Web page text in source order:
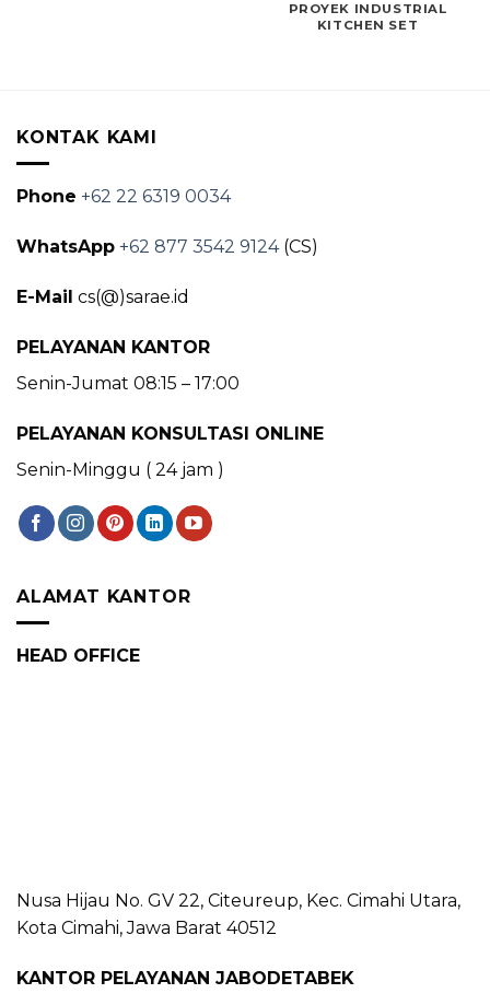
PROYEK INDUSTRIAL
KITCHEN SET
KONTAK KAMI
Phone +62 22 6319 0034
WhatsApp +62 877 3542 9124(CS)
E-Mail cs(@)sarae.id
PELAYANAN KANTOR
Senin-Jumat 08:15 – 17:00
PELAYANAN KONSULTASI ONLINE
Senin-Minggu ( 24 jam )
ALAMAT KANTOR
HEAD OFFICE
Nusa Hijau No. GV 22, Citeureup, Kec. Cimahi Utara,
Kota Cimahi, Jawa Barat 40512
KANTOR PELAYANAN JABODETABEK